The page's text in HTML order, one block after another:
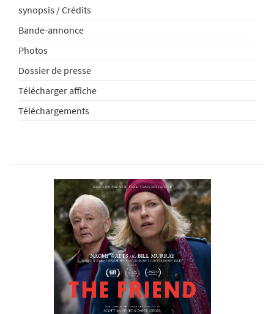
synopsis / Crédits
Bande-annonce
Photos
Dossier de presse
Télécharger affiche
Téléchargements